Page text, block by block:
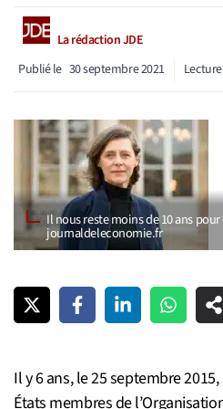
La rédaction JDE
Publié le 30 septembre 2021
Il nous reste moins de 10 ans
journaldeleconomie.fr
Il y 6 ans, le 25 septembre
États membres de